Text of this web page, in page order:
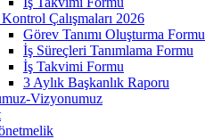
Çalışmaları 2026
Görev Tanımı Oluşturma Formu
İş Süreçleri Tanımlama Formu
İş Takvimi Formu
3 Aylık Başkanlık Raporu
Vizyonumuz